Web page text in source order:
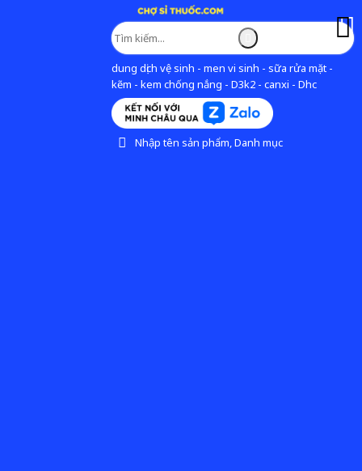
dung dịch vệ sinh - men vi sinh - sữa rửa mặt -
kẽm - kem chống nắng - D3k2 - canxi - Dhc
Nhập tên sản phẩm, Danh mục